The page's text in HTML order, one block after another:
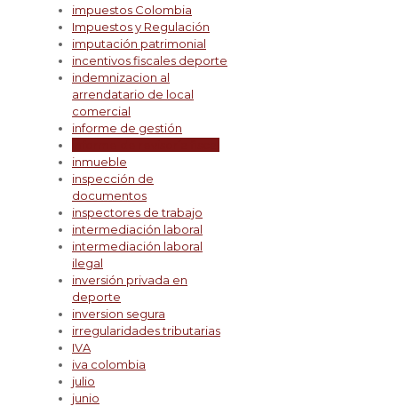
impuestos Colombia
Impuestos y Regulación
imputación patrimonial
incentivos fiscales deporte
indemnizacion al
arrendatario de local
comercial
informe de gestión
inmueble
inspección de
documentos
inspectores de trabajo
intermediación laboral
intermediación laboral
ilegal
inversión privada en
deporte
inversion segura
irregularidades tributarias
IVA
iva colombia
julio
junio